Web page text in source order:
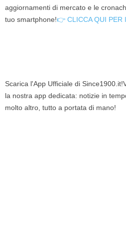
aggiornamenti di mercato e le
tuo smartphone!👉 CLICCA QUI PER
Scarica l'App Ufficiale di
la nostra app dedicata: notizie in
molto altro, tutto a portata di mano!